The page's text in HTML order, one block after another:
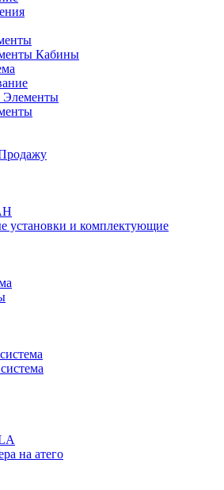
Кабины
Элементы
установки и комплектующие
на атего